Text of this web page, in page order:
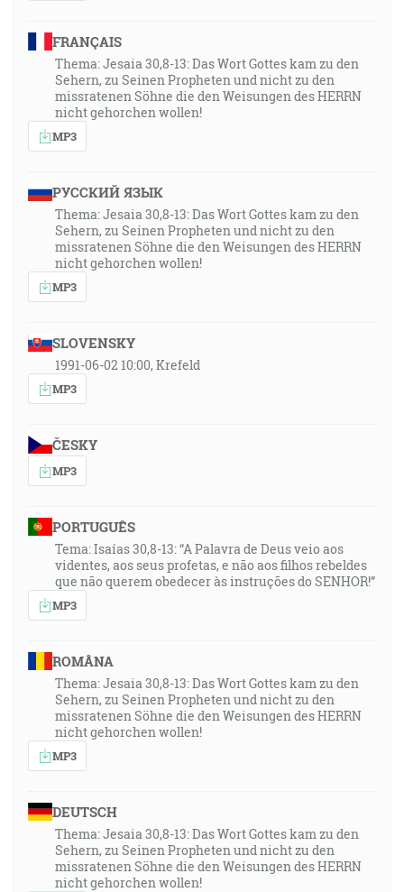
FRANÇAIS
Thema: Jesaia 30,8-13: Das Wort Gottes kam zu den
Sehern, zu Seinen Propheten und nicht zu den
missratenen Söhne die den Weisungen des HERRN
nicht gehorchen wollen!
MP3
РУССКИЙ ЯЗЫК
Thema: Jesaia 30,8-13: Das Wort Gottes kam zu den
Sehern, zu Seinen Propheten und nicht zu den
missratenen Söhne die den Weisungen des HERRN
nicht gehorchen wollen!
MP3
SLOVENSKY
1991-06-02 10:00, Krefeld
MP3
ČESKY
MP3
PORTUGUÊS
Tema: Isaías 30,8-13: “A Palavra de Deus veio aos
videntes, aos seus profetas, e não aos filhos rebeldes
que não querem obedecer às instruções do SENHOR!”
MP3
ROMÂNA
Thema: Jesaia 30,8-13: Das Wort Gottes kam zu den
Sehern, zu Seinen Propheten und nicht zu den
missratenen Söhne die den Weisungen des HERRN
nicht gehorchen wollen!
MP3
DEUTSCH
Thema: Jesaia 30,8-13: Das Wort Gottes kam zu den
Sehern, zu Seinen Propheten und nicht zu den
missratenen Söhne die den Weisungen des HERRN
nicht gehorchen wollen!